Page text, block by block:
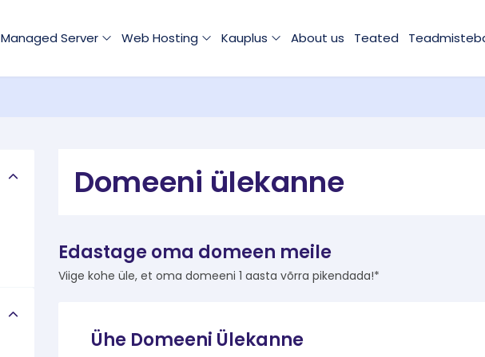
Managed Server Web Hosting Kauplus About us Teated
Domeeni ülekanne
Edastage oma domeen meile
Viige kohe üle, et oma domeeni 1 aasta võrra pikendada!*
Ühe Domeeni Ülekanne